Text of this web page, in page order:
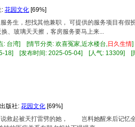
: 花园文化 [69%]
服务生，想找其他兼职， 可提供的服务项目有
、玻璃天天擦，客房服务要马上来...
台湾] [情节分类: 欢喜冤家,近水楼台, 日久 生情
18] [发布时间: 2025-05-04] [人气: 13309] [
版社: 花园文化 [69%]
救起被天打雷劈的她， 岂料她醒来后记忆